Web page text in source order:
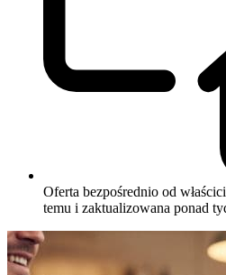
Oferta bezpośrednio od
temu i zaktualizowana ponad